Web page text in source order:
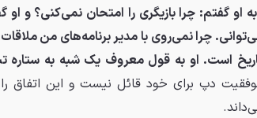
او گفتم: چرا بازیگری را امتحان نمی‌کنی؟ و
چرا نمی‌روی با مدیر برنامه‌های من ملاقات
است. او به قول معروف یک شبه به ستاره
دپ برای خود قائل نیست و این اتفاق